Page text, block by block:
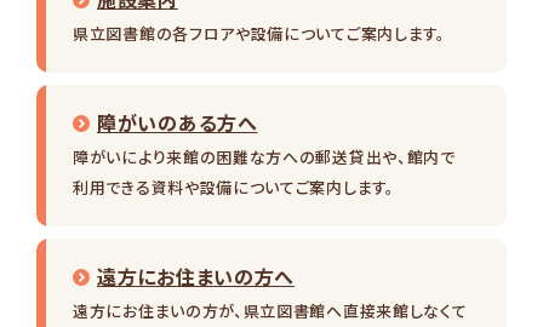
県立図書館の各フロアや設備についてご案内します。
障がいのある方へ
障がいにより来館の困難な方への郵送貸出や、館内で
利用できる資料や設備についてご案内します。
遠方にお住まいの方へ
遠方にお住まいの方が、県立図書館へ直接来館しなくて